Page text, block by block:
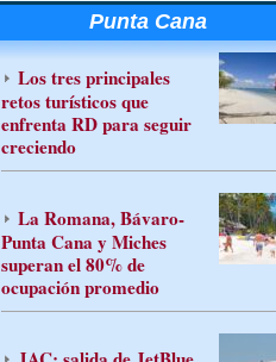
Punta Cana
Los tres principales
retos turísticos que
enfrenta RD para seguir
creciendo
La Romana, Bávaro-
Punta Cana y Miches
superan el 80% de
ocupación promedio